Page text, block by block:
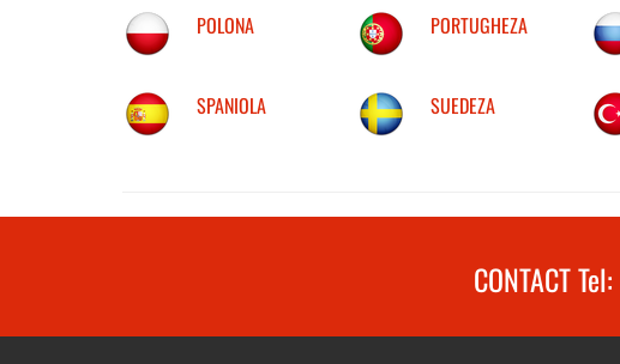
POLONA PORTUGHEZA
SPANIOLA SUEDEZA
CONTACT Tel: